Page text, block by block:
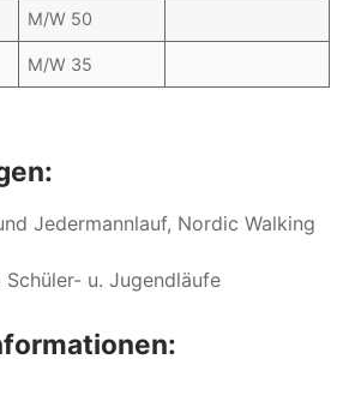
M/W 50
M/W 35
Jedermannlauf, Nordic Walking
Schüler- u. Jugendläufe